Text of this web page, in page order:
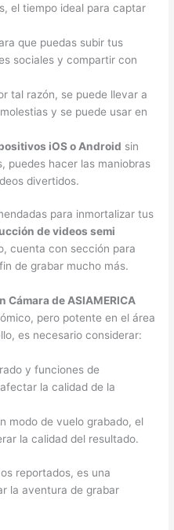
el tiempo ideal para captar
que puedas subir tus
sociales y compartir con
tal razón, se puede llevar a
y se puede usar en
iOS o Android sin
puedes hacer las maniobras
divertidos.
para inmortalizar tus
de videos semi
cuenta con sección para
de grabar mucho más.
Cámara de ASIAMERICA
pero potente en el área
es necesario considerar:
y funciones de
la calidad de la
modo de vuelo grabado, el
la calidad del resultado.
reportados, es una
la aventura de grabar